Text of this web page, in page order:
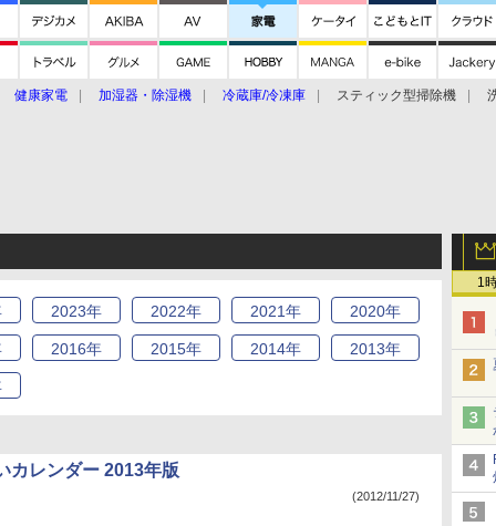
健康家電 加湿器・除湿機 冷蔵庫/冷凍庫 スティック型掃除機
1
2023年 2022年 2021年 2020年
2016年 2015年 2014年 2013年
カレンダー 2013年版
(2012/11/27)